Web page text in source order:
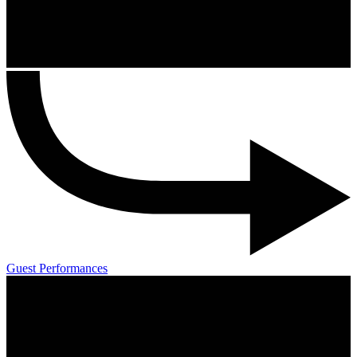
Guest Performances